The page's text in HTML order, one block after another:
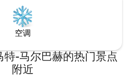
空调
-马尔巴赫的热门景点
附近